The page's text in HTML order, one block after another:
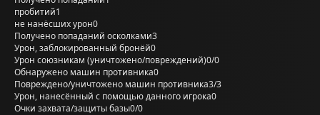
пробитий1
не нанёсших урон0
Получено попаданий осколками3
Урон, заблокированный бронёй0
Урон союзникам (уничтожено/повреждений)0/0
Обнаружено машин противника0
Повреждено/уничтожено машин противника3/3
Урон, нанесённый с помощью данного игрока0
Очки захвата/защиты базы0/0